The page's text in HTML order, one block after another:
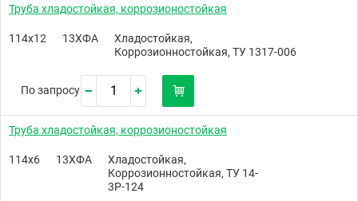
Труба хладостойкая, коррозионостойкая
114х12 13ХФА
Хладостойкая,
Коррозионностойкая, ТУ 1317-006
По запросу
Труба хладостойкая, коррозионостойкая
114х6 13ХФА
Хладостойкая,
Коррозионностойкая, ТУ 14-
3Р-124